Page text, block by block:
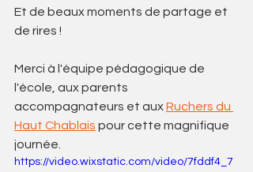
Et de beaux moments de partage et
de rires !
Merci à l'équipe pédagogique de
l'école, aux parents
accompagnateurs et aux Ruchers du
Haut Chablais pour cette magnifique
journée.
https://video.wixstatic.com/video/7fddf4_7